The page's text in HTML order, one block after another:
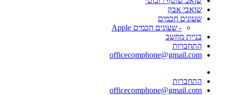
שואבי אבק
שעונים חכמים
- שעונים חכמים Apple
בניית מחשב
התחברות
officecomphone@gmail.com
התחברות
officecomphone@gmail.com